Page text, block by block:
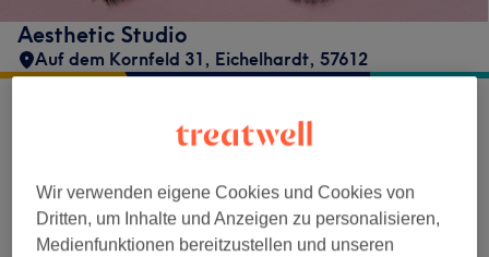
Aesthetic Studio
Auf dem Kornfeld 31, Eichelhardt, 57612
Aesthetic Studio nimmt derzeit keine
Nutzen Sie das Suchfeld oben auf der Seite,
um verfügbare Salons in Ihrer Nähe zu
finden. Dort warten viele erstklassige Profis
Wir verwenden eigene Cookies und Cookies von
Dritten, um Inhalte und Anzeigen zu personalisieren,
Medienfunktionen bereitzustellen und unseren